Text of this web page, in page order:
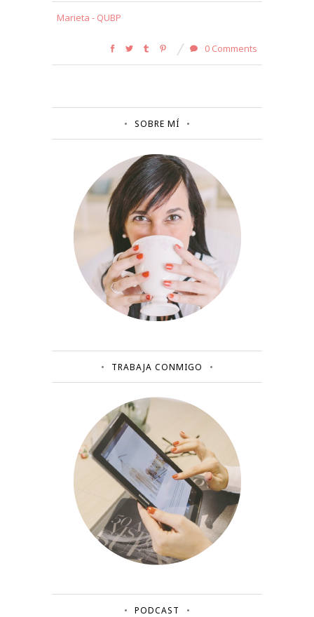
Marieta - QUBP
0 Comments
SOBRE MÍ
TRABAJA CONMIGO
PODCAST